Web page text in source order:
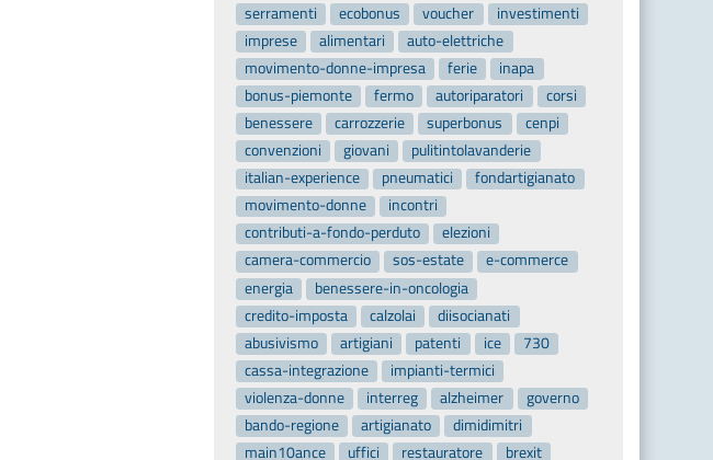
serramenti
ecobonus voucher
investimenti
imprese
alimentari
auto-elettriche
movimento-donne-impresa
ferie
inapa
bonus-piemonte
fermo autoriparatori
corsi
benessere
carrozzerie superbonus
cenpi
convenzioni
giovani
pulitintolavanderie
italian-experience
pneumatici
fondartigianato
movimento-donne
incontri
contributi-a-fondo-perduto
elezioni
camera-commercio
sos-estate
e-commerce
energia
benessere-in-oncologia
credito-imposta
calzolai
diisocianati
abusivismo
artigiani patenti ice
730
cassa-integrazione
impianti-termici
violenza-donne
interreg alzheimer
governo
bando-regione
artigianato
dimidimitri
main10ance
uffici restauratore
brexit